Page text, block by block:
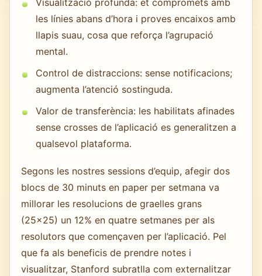
Visualització profunda: et compromets amb
les línies abans d’hora i proves encaixos amb
llapis suau, cosa que reforça l’agrupació
mental.
Control de distraccions: sense notificacions;
augmenta l’atenció sostinguda.
Valor de transferència: les habilitats afinades
sense crosses de l’aplicació es generalitzen a
qualsevol plataforma.
Segons les nostres sessions d’equip, afegir dos
blocs de 30 minuts en paper per setmana va
millorar les resolucions de graelles grans
(25×25) un 12% en quatre setmanes per als
resolutors que començaven per l’aplicació. Pel
que fa als beneficis de prendre notes i
visualitzar, Stanford subratlla com externalitzar